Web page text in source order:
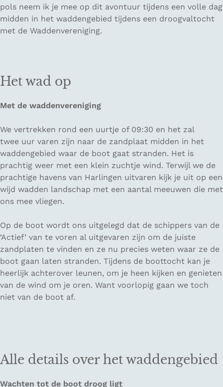
pols neem ik je mee op dit avontuur tijdens een volle dag
midden in het waddengebied tijdens een droogvaltocht
met de Waddenvereniging.
Het wad op
Met de waddenvereniging
We vertrekken rond een uurtje of 09:30 en het zal
twee uur varen zijn naar de zandplaat midden in het
waddengebied waar de boot gaat stranden. Het is
prachtig weer met een klein zuchtje wind. Terwijl we de
prachtige havens van Harlingen uitvaren kijk je uit op een
wijd wadden landschap met een aantal meeuwen die met
ons mee vliegen.
Op de boot wordt ons uitgelegd dat de schippers van de
‘Actief’ van te voren al uitgevaren zijn om de juiste
zandplaten te vinden en ze nu precies weten waar ze de
boot gaan laten stranden. Tijdens de boottocht kan je
heerlijk achterover leunen, om je heen kijken en genieten
van de wind om je oren. Want voorlopig gaan we toch
niet van de boot af.
Alle details over het waddengebied
Wachten tot de boot droog ligt